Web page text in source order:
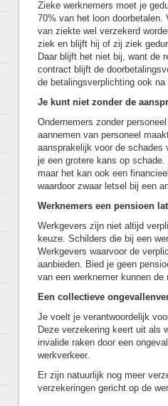
Zieke werknemers moet je
70% van het loon
van ziekte wel verzekerd
ziek en blijft hij of zij ziek
Daar blijft het niet bij, want de
contract blijft de
de betalingsverplichting ook
Je kunt niet zonder de
Ondernemers zonder
aannemen van personeel
aansprakelijk voor de schades
je een grotere kans op
maar het kan ook een
waardoor zwaar letsel bij een
Werknemers een pensioen
Werkgevers zijn niet altijd
keuze. Schilders die bij een
Werkgevers waarvoor de
aanbieden. Bied je geen
van een werknemer kunnen
Een collectieve
Je voelt je verantwoordelijk
Deze verzekering keert uit als
invalide raken door een
werkverkeer.
Er zijn natuurlijk nog meer
verzekeringen gericht op de